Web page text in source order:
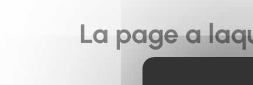
La page a